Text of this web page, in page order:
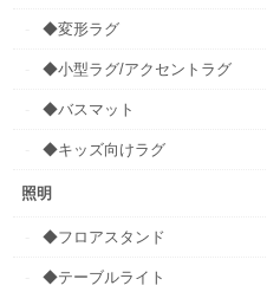
◆変形ラグ
◆小型ラグ/アクセントラグ
◆バスマット
◆キッズ向けラグ
照明
◆フロアスタンド
◆テーブルライト